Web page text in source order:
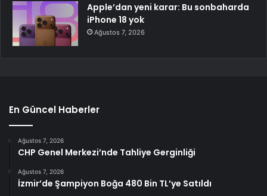
Apple’dan yeni karar: Bu sonbaharda
iPhone 18 yok
Ağustos 7, 2026
En Güncel Haberler
Ağustos 7, 2026
CHP Genel Merkezi’nde Tahliye Gerginliği
Ağustos 7, 2026
İzmir’de Şampiyon Boğa 480 Bin TL’ye Satıldı